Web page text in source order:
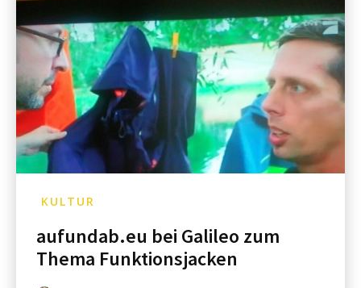
KULTUR
aufundab.eu bei Galileo zum
Thema Funktionsjacken